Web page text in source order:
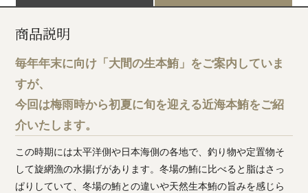
商品説明
毎年年末に向け「大間の生本鮪」をご案内していま
すが、
今回は梅雨時から初夏に旬を迎える近海本鮪をご紹
介いたします。
この時期には太平洋側や日本海側の各地で、釣り物や定置物そ
して旋網漁の水揚げがあります。冬場の鮪に比べると脂はさっ
ぱりしていて、冬場の鮪との違いや天然生本鮪の旨みを感じら